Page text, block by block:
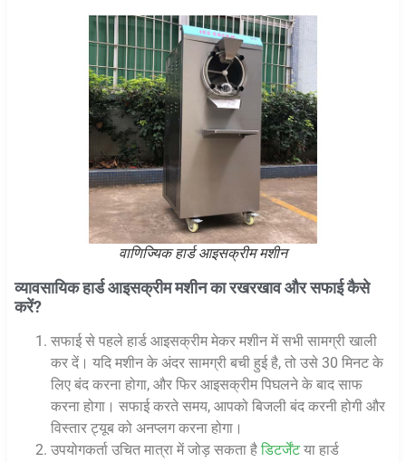
वाणिज्यिक हार्ड आइसक्रीम मशीन
व्यावसायिक हार्ड आइसक्रीम मशीन का रखरखाव और सफाई कैसे
करें?
सफाई से पहले हार्ड आइसक्रीम मेकर मशीन में सभी सामग्री खाली
कर दें। यदि मशीन के अंदर सामग्री बची हुई है, तो उसे 30 मिनट के
लिए बंद करना होगा, और फिर आइसक्रीम पिघलने के बाद साफ
करना होगा। सफाई करते समय, आपको बिजली बंद करनी होगी और
विस्तार ट्यूब को अनप्लग करना होगा।
उपयोगकर्ता उचित मात्रा में जोड़ सकता हैडिटर्जेंटया हार्ड